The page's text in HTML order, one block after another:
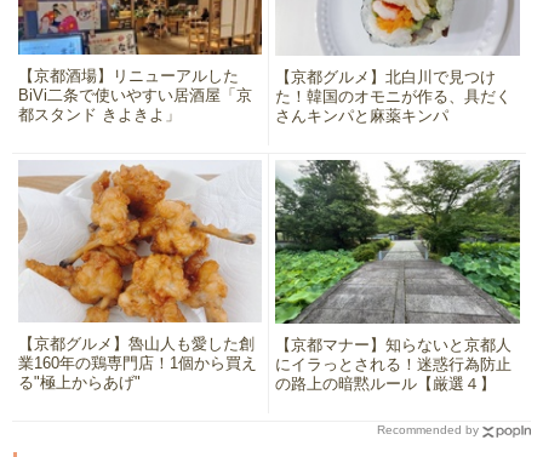
【京都酒場】リニューアルした
BiVi二条で使いやすい居酒屋「京
都スタンド きよきよ」
【京都グルメ】北白川で見つけ
た！韓国のオモニが作る、具だく
さんキンパと麻薬キンパ
【京都グルメ】魯山人も愛した創
業160年の鶏専門店！1個から買え
る"極上からあげ"
【京都マナー】知らないと京都人
にイラっとされる！迷惑行為防止
の路上の暗黙ルール【厳選４】
Recommended by